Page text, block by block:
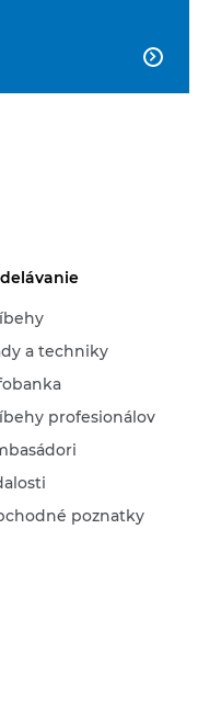

a techniky
profesionálov
poznatky